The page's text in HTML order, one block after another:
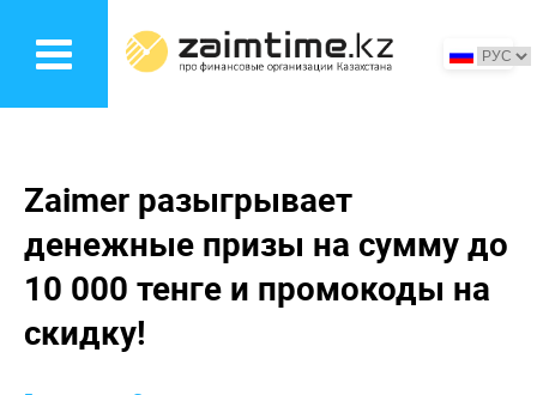
основному
Zaimer разыгрывает
денежные призы на сумму до
10 000 тенге и промокоды на
скидку!